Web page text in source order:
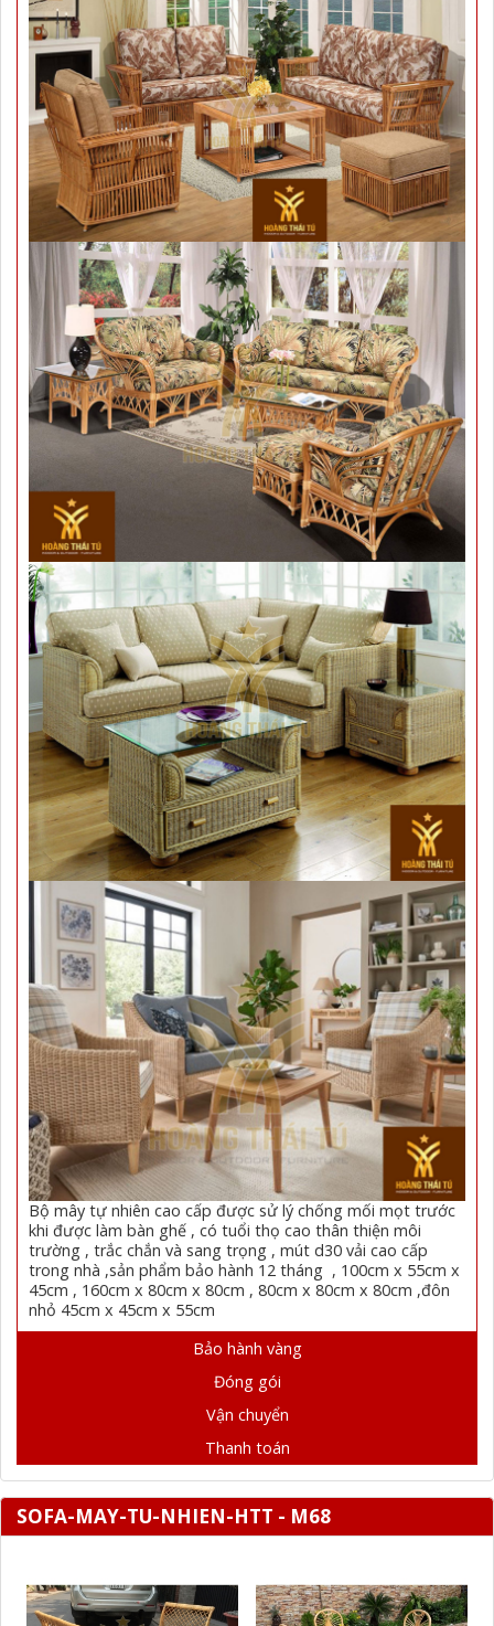
Bộ mây tự nhiên cao cấp được sử lý chống mối mọt trước
khi được làm bàn ghế , có tuổi thọ cao thân thiện môi
trường , trắc chắn và sang trọng , mút d30 vải cao cấp
trong nhà ,sản phẩm bảo hành 12 tháng , 100cm x 55cm x
45cm , 160cm x 80cm x 80cm , 80cm x 80cm x 80cm ,đôn
nhỏ 45cm x 45cm x 55cm
Bảo hành vàng
Đóng gói
Vận chuyển
Thanh toán
SOFA-MAY-TU-NHIEN-HTT - M68